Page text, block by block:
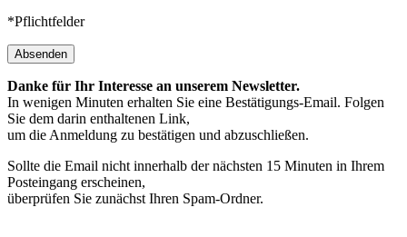
*Pflichtfelder
Absenden
Danke für Ihr Interesse an unserem Newsletter.
In wenigen Minuten erhalten Sie eine Bestätigungs-Email. Folgen
Sie dem darin enthaltenen Link,
um die Anmeldung zu bestätigen und abzuschließen.
Sollte die Email nicht innerhalb der nächsten 15 Minuten in Ihrem
Posteingang erscheinen,
überprüfen Sie zunächst Ihren Spam-Ordner.